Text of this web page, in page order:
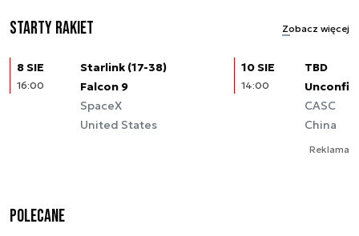
Starty rakiet Zobacz więcej
8 SIE
16:00
Starlink (17-38)
Falcon 9
SpaceX
United States
10 SIE
14:00
TBD
CASC
China
Reklama
Polecane